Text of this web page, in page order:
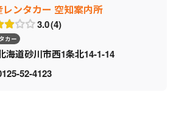
レンタカー 空知案内所
3.0 4
カー
海道砂川市西1条北14-1-14
52-4123